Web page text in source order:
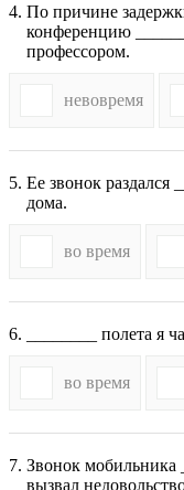
По причине
конференцию
профессором.
невовремя
Ее звонок раздался
дома.
во время
________ полета я
во время
Звонок мобильника
вызвал